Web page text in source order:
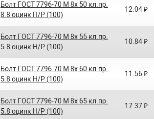
Болт ГОСТ 7796-70 M 8x 50 кл.пр.
8.8 оцинк П/Р (100)
12.04 ₽
Болт ГОСТ 7796-70 M 8x 55 кл.пр.
5.8 оцинк Н/Р (100)
10.84 ₽
Болт ГОСТ 7796-70 M 8x 60 кл.пр.
5.8 оцинк Н/Р (100)
11.56 ₽
Болт ГОСТ 7796-70 M 8x 65 кл.пр.
5.8 оцинк Н/Р (100)
17.37 ₽